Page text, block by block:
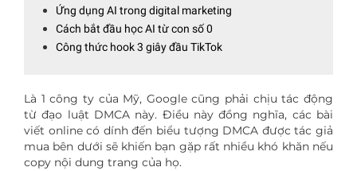
Ứng dụng AI trong digital marketing
Cách bắt đầu học AI từ con số 0
Công thức hook 3 giây đầu TikTok
Là 1 công ty của Mỹ, Google cũng phải chịu tác động
từ đạo luật DMCA này. Điều này đồng nghĩa, các bài
viết online có dính đến biểu tượng DMCA được tác giả
mua bên dưới sẽ khiến bạn gặp rất nhiều khó khăn nếu
copy nội dung trang của họ.